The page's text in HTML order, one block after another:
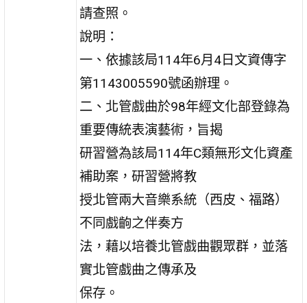
請查照。
說明：
一、依據該局114年6月4日文資傳字
第1143005590號函辦理。
二、北管戲曲於98年經文化部登錄為
重要傳統表演藝術，旨揭
研習營為該局114年C類無形文化資產
補助案，研習營將教
授北管兩大音樂系統（西皮、福路）
不同戲齣之伴奏方
法，藉以培養北管戲曲觀眾群，並落
實北管戲曲之傳承及
保存。